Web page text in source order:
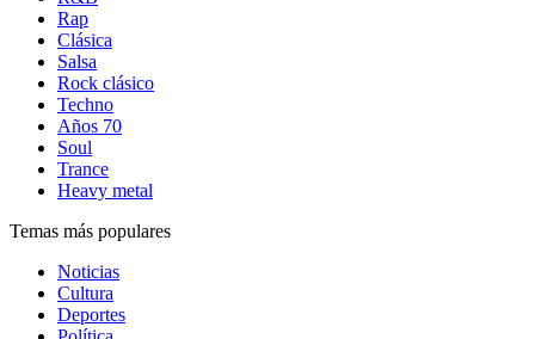
Rap
Clásica
Salsa
Rock clásico
Techno
Años 70
Soul
Trance
Heavy metal
Temas más populares
Noticias
Cultura
Deportes